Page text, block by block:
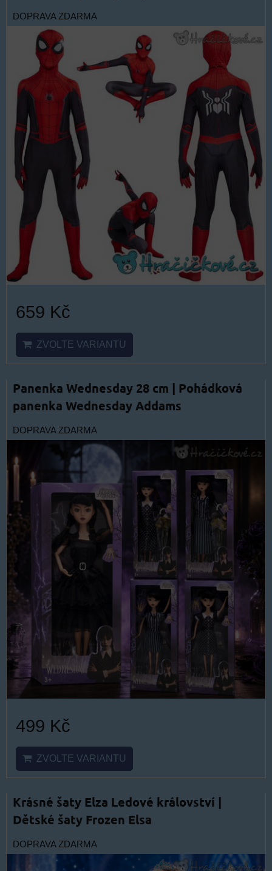
DOPRAVA ZDARMA
659 Kč
ZVOLTE VARIANTU
Panenka Wednesday 28 cm | Pohádková
panenka Wednesday Addams
DOPRAVA ZDARMA
499 Kč
ZVOLTE VARIANTU
Krásné šaty Elza Ledové království |
Dětské šaty Frozen Elsa
DOPRAVA ZDARMA